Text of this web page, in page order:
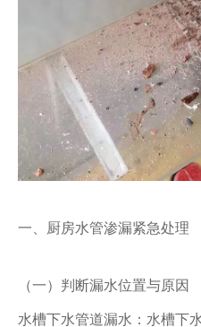
一、厨房水管渗漏紧急处理
（一）判断漏水位置与原因
水槽下水管道漏水：水槽下